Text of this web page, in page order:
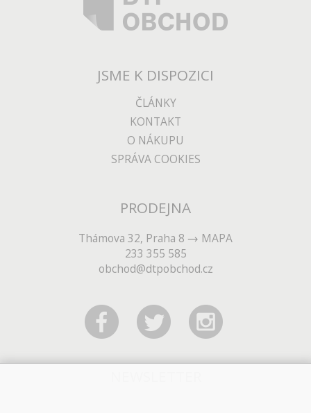
JSME K DISPOZICI
ČLÁNKY
KONTAKT
O NÁKUPU
SPRÁVA COOKIES
PRODEJNA
Thámova 32, Praha 8
MAPA
233 355 585
obchod@dtpobchod.cz